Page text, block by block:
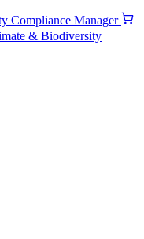
Compliance Manager
& Biodiversity